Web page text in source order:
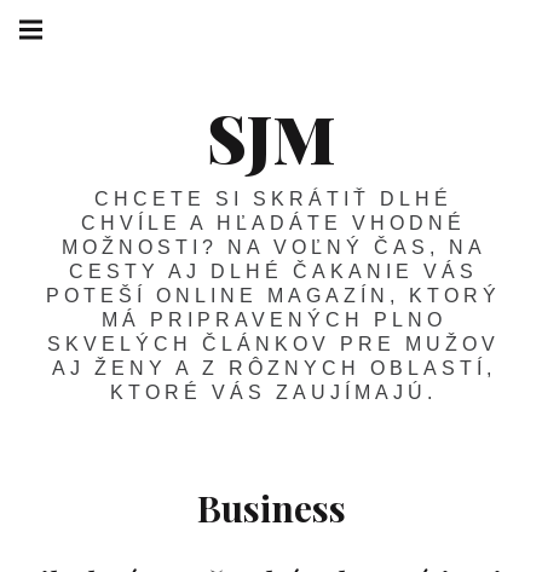
SJM
CHCETE SI SKRÁTIŤ DLHÉ
CHVÍLE A HĽADÁTE VHODNÉ
MOŽNOSTI? NA VOĽNÝ ČAS, NA
CESTY AJ DLHÉ ČAKANIE VÁS
POTEŠÍ ONLINE MAGAZÍN, KTORÝ
MÁ PRIPRAVENÝCH PLNO
SKVELÝCH ČLÁNKOV PRE MUŽOV
AJ ŽENY A Z RÔZNYCH OBLASTÍ,
KTORÉ VÁS ZAUJÍMAJÚ.
Business